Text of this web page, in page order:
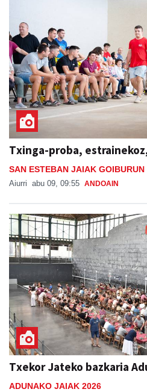
Txinga-proba,
SAN ESTEBAN JAIAK GOIBURUN
Aiurri abu 09, 09:55 ANDOAIN
Txekor Jateko bazkaria
ADUNAKO JAIAK 2026